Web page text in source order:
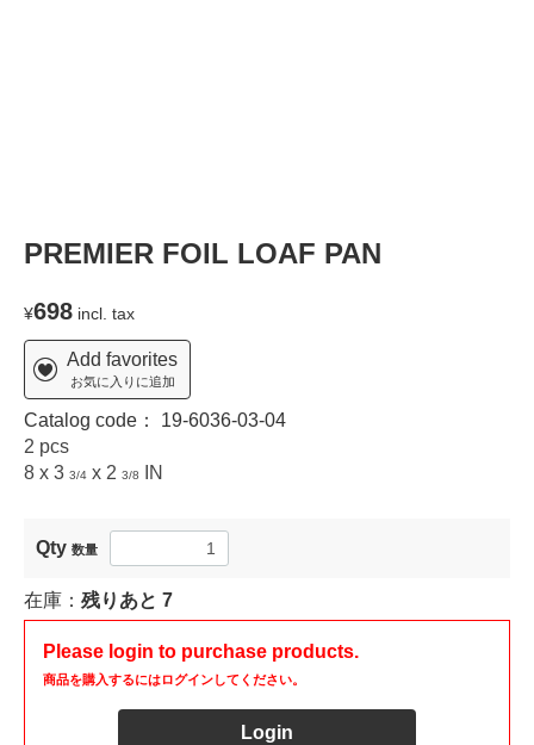
PREMIER FOIL LOAF PAN
¥698 incl. tax
Add favorites
お気に入りに追加
Catalog code： 19-6036-03-04
2 pcs
8 x 3 3/4 x 2 3/8 IN
Qty 数量
在庫： 残りあと 7
Please login to purchase products.
商品を購入するにはログインしてください。
Login